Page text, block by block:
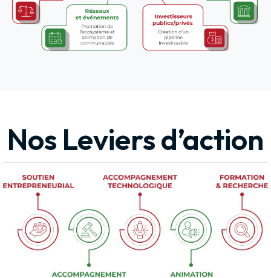
Nos Leviers d’action